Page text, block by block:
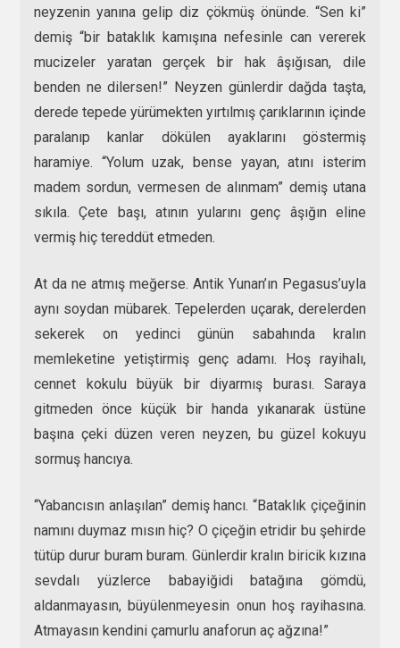
neyzenin yanına gelip diz çökmüş önünde. “Sen ki”
demiş “bir bataklık kamışına nefesinle can vererek
mucizeler yaratan gerçek bir hak âşığısan, dile
benden ne dilersen!” Neyzen günlerdir dağda taşta,
derede tepede yürümekten yırtılmış çarıklarının içinde
paralanıp kanlar dökülen ayaklarını göstermiş
haramiye. “Yolum uzak, bense yayan, atını isterim
madem sordun, vermesen de alınmam” demiş utana
sıkıla. Çete başı, atının yularını genç âşığın eline
vermiş hiç tereddüt etmeden.
At da ne atmış meğerse. Antik Yunan’ın Pegasus’uyla
aynı soydan mübarek. Tepelerden uçarak, derelerden
sekerek on yedinci günün sabahında kralın
memleketine yetiştirmiş genç adamı. Hoş rayihalı,
cennet kokulu büyük bir diyarmış burası. Saraya
gitmeden önce küçük bir handa yıkanarak üstüne
başına çeki düzen veren neyzen, bu güzel kokuyu
sormuş hancıya.
“Yabancısın anlaşılan” demiş hancı. “Bataklık çiçeğinin
namını duymaz mısın hiç? O çiçeğin etridir bu şehirde
tütüp durur buram buram. Günlerdir kralın biricik kızına
sevdalı yüzlerce babayiğidi batağına gömdü,
aldanmayasın, büyülenmeyesin onun hoş rayihasına.
Atmayasın kendini çamurlu anaforun aç ağzına!”